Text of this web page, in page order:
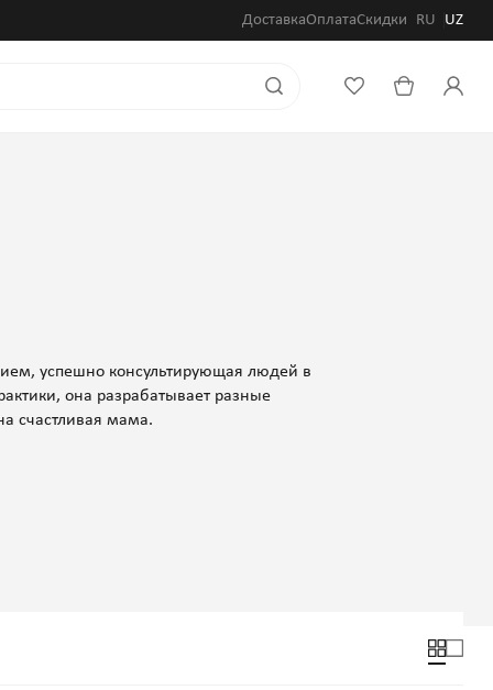
ДоставкаОплатаСкидки RU UZ
успешно консультирующая людей в
она разрабатывает разные
счастливая мама.